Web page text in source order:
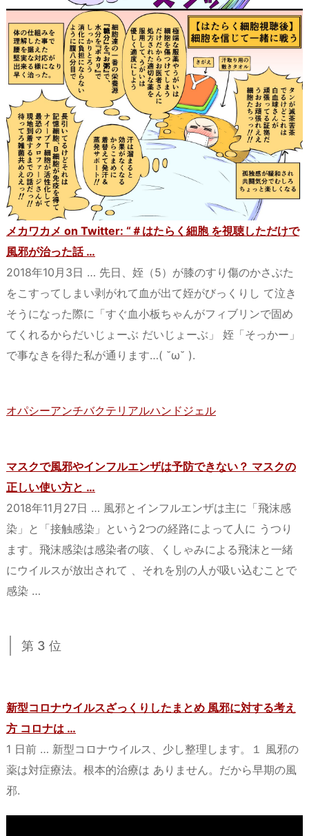
メカワカメ on Twitter: “＃はたらく細胞 を視聴しただけで
風邪が治った話 …
2018年10月3日 … 先日、姪（5）が膝のすり傷のかさぶた
をこすってしまい剥がれて血が出て姪がびっくりし て泣き
そうになった際に「すぐ血小板ちゃんがフィブリンで固め
てくれるからだいじょーぶ だいじょーぶ」 姪「そっかー」
で事なきを得た私が通ります…( ˘ω˘ ).
オパシーアンチバクテリアルハンドジェル
マスクで風邪やインフルエンザは予防できない？ マスクの
正しい使い方と …
2018年11月27日 … 風邪とインフルエンザは主に「飛沫感
染」と「接触感染」という2つの経路によって人に うつり
ます。飛沫感染は感染者の咳、くしゃみによる飛沫と一緒
にウイルスが放出されて 、それを別の人が吸い込むことで
感染 …
第 3 位
新型コロナウイルスざっくりしたまとめ 風邪に対する考え
方 コロナは …
1 日前 … 新型コロナウイルス、少し整理します。１ 風邪の
薬は対症療法。根本的治療は ありません。だから早期の風
邪.